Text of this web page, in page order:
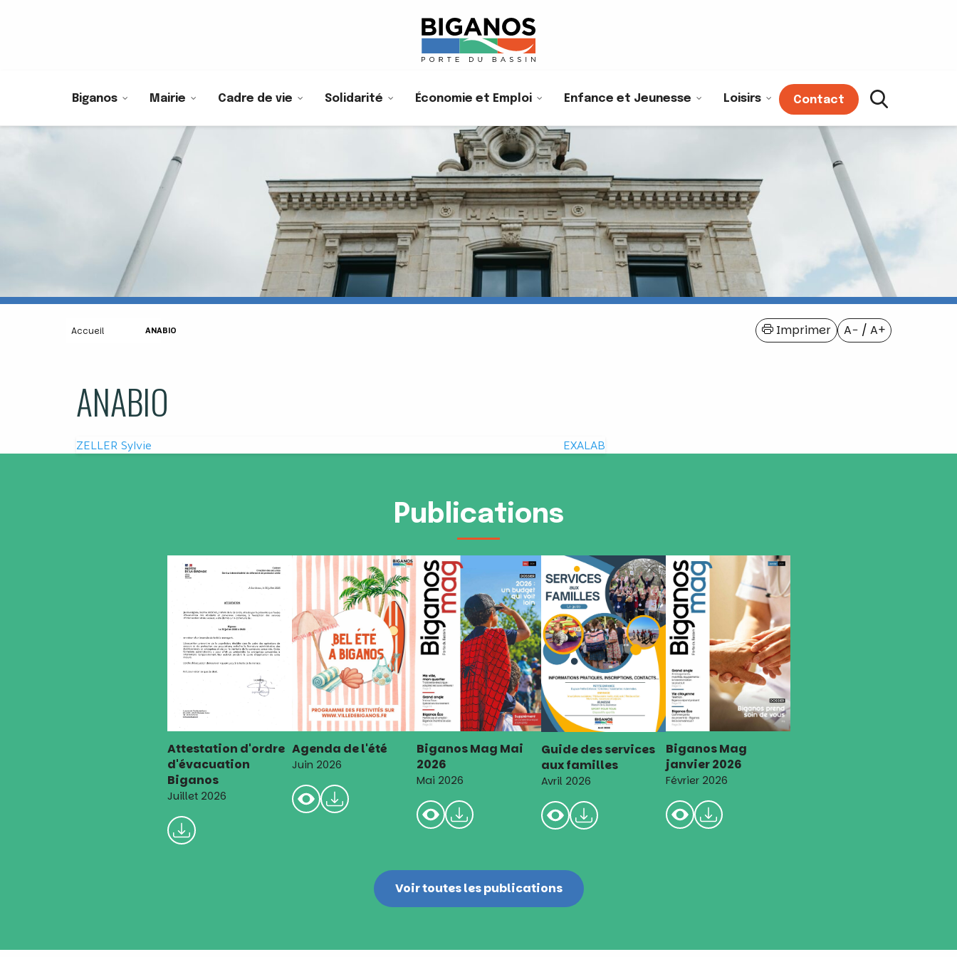
Biganos Mairie Cadre de vie Solidarité Économie et Emploi Enfance et Jeunesse Loisirs Contact
Accueil ANABIO A− / A+
Imprimer
ANABIO
Navigation
ZELLER Sylvie EXALAB
Publications
Attestation d'ordre
d'évacuation
Biganos
Juillet 2026
Agenda de l'été
Juin 2026
Biganos Mag Mai
2026
Mai 2026
Guide des services
aux familles
Avril 2026
Biganos Mag
janvier 2026
Février 2026
Voir toutes les publications